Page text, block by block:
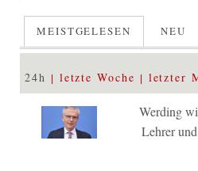
MEISTGELESEN NEU
24h letzte Woche letzter
Werding
Lehrer